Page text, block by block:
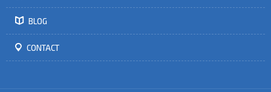
BLOG
CONTACT